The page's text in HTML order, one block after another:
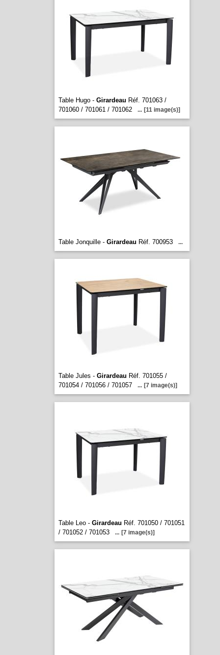
Table Hugo - Girardeau Réf. 701063 /
701060 / 701061 / 701062
... [11 image(s)]
Table Jonquille - Girardeau Réf. 700953 ...
Table Jules - Girardeau Réf. 701055 /
701054 / 701056 / 701057
... [7 image(s)]
Table Leo - Girardeau Réf. 701050 / 701051
/ 701052 / 701053
... [7 image(s)]